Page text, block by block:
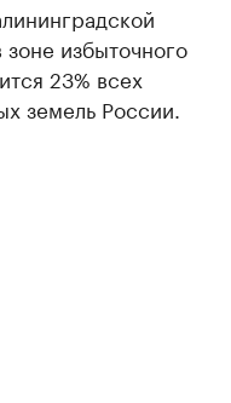
избыточного
23% всех
земель России.